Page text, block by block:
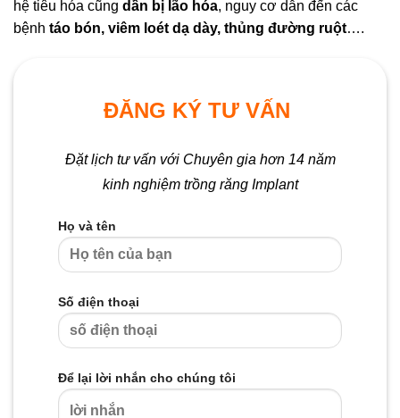
hệ tiêu hóa cũng dần bị lão hóa, nguy cơ dẫn đến các
bệnh táo bón, viêm loét dạ dày, thủng đường ruột….
ĐĂNG KÝ TƯ VẤN
Đặt lịch tư vấn với Chuyên gia hơn 14 năm
kinh nghiệm trồng răng Implant
Họ và tên
Số điện thoại
Để lại lời nhắn cho chúng tôi